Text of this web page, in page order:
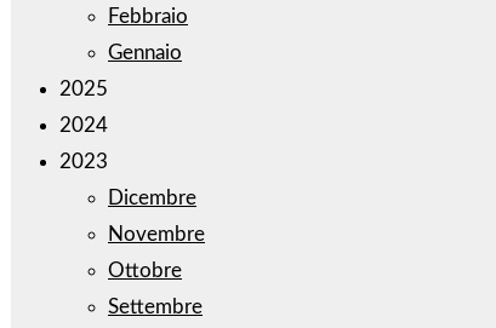
Febbraio
Gennaio
2025
2024
2023
Dicembre
Novembre
Ottobre
Settembre